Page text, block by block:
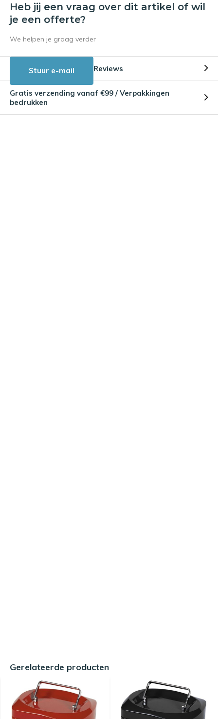
Heb jij een vraag over dit artikel of wil
je een offerte?
We helpen je graag verder
Stuur e-mail Reviews
Gratis verzending vanaf €99 / Verpakkingen
bedrukken
Gerelateerde producten